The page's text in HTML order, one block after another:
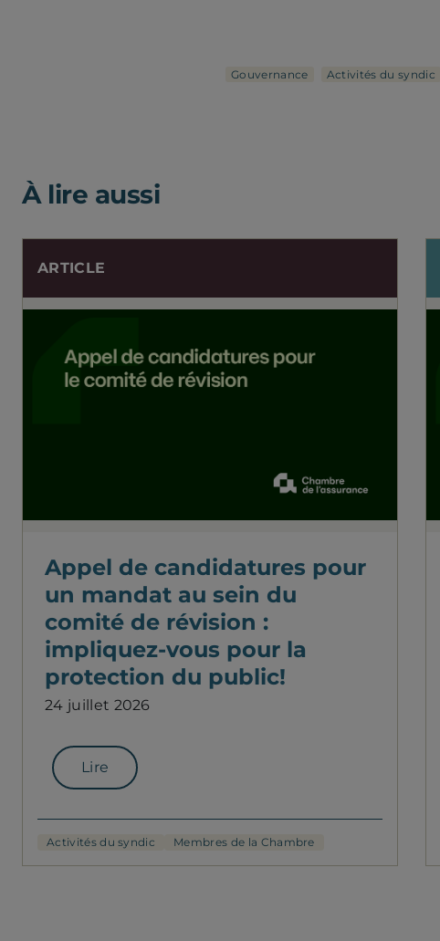
Gouvernance Activités du syndic
À lire aussi
ARTICLE
Appel de candidatures pour
un mandat au sein du
comité de révision :
impliquez-vous pour la
protection du public!
24 juillet 2026
Lire
Activités du syndic Membres de la Chambre